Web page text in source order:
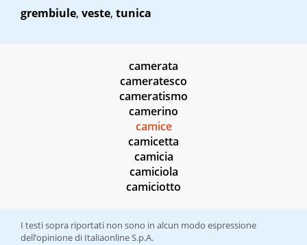
grembiule, veste, tunica
camerata
cameratesco
cameratismo
camerino
camice
camicetta
camicia
camiciola
camiciotto
I testi sopra riportati non sono in alcun modo espressione
dell’opinione di Italiaonline S.p.A.